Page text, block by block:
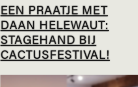
EEN PRAATJE MET
DAAN HELEWAUT:
STAGEHAND BIJ
CACTUSFESTIVAL!